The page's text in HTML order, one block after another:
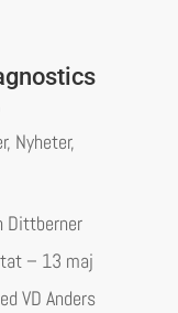
, Nyheter,
Dittberner
– 13 maj
VD Anders